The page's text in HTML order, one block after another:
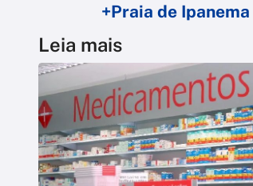
+Praia de
Leia mais